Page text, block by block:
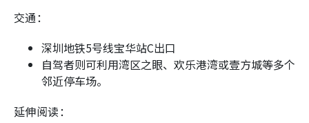
交通：
深圳地铁5号线宝华站C出口
自驾者则可利用湾区之眼、欢乐港湾或壹方城等多个
邻近停车场。
延伸阅读：